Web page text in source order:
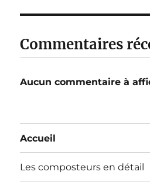
Commentaires
Aucun commentaire à
Accueil
Les composteurs en détail